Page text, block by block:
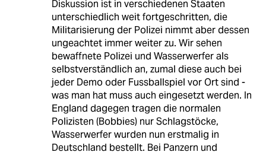
Diskussion ist in verschiedenen Staaten
unterschiedlich weit fortgeschritten, die
Militarisierung der Polizei nimmt aber dessen
ungeachtet immer weiter zu. Wir sehen
bewaffnete Polizei und Wasserwerfer als
selbstverständlich an, zumal diese auch bei
jeder Demo oder Fussballspiel vor Ort sind -
was man hat muss auch eingesetzt werden. In
England dagegen tragen die normalen
Polizisten (Bobbies) nur Schlagstöcke,
Wasserwerfer wurden nun erstmalig in
Deutschland bestellt. Bei Panzern und